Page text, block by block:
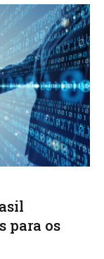
para os